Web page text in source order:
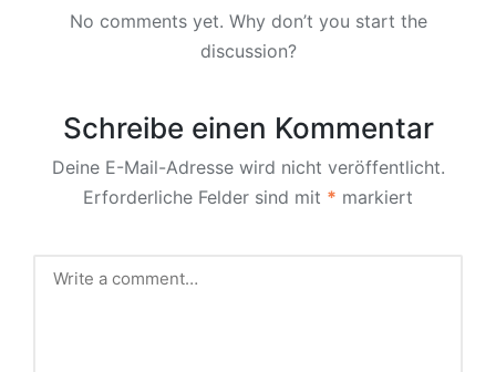
No comments yet. Why don’t you start the
discussion?
Schreibe einen Kommentar
Deine E-Mail-Adresse wird nicht veröffentlicht.
Erforderliche Felder sind mit * markiert